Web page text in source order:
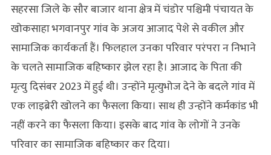
सहरसा जिले के सौर बाजार थाना क्षेत्र में चंडोर पश्चिमी पंचायत के
खोकसाहा भगवानपुर गांव के अजय आजाद पेशे से वकील और
सामाजिक कार्यकर्ता हैं। फिलहाल उनका परिवार परंपरा न निभाने
के चलते सामाजिक बहिष्‍कार झेल रहा है। आजाद के पिता की
मृत्‍यु दिसंबर 2023 में हुई थी। उन्‍होंने मृत्युभोज देने के बदले गांव में
एक लाइब्रेरी खोलने का फैसला किया। साथ ही उन्होंने कर्मकांड भी
नहीं करने का फैसला किया। इसके बाद गांव के लोगों ने उनके
परिवार का सामाजिक बहिष्कार कर दिया।